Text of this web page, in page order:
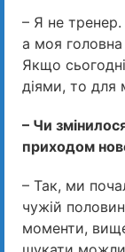
– Я не
а моя
Якщо
діями, то для
– Чи
приходом
– Так, ми
чужій
моменти, вище